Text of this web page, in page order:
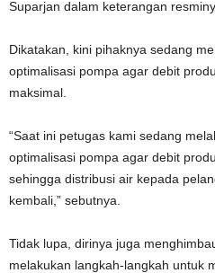
Suparjan dalam keterangan
Dikatakan, kini pihaknya sedang
optimalisasi pompa agar debit
maksimal.
“Saat ini petugas kami sedang
optimalisasi pompa agar debit
sehingga distribusi air kepada
kembali,” sebutnya.
Tidak lupa, dirinya juga
melakukan langkah-langkah untuk